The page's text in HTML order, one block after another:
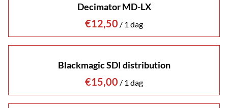
Decimator MD-LX
/
Blackmagic SDI distribution
/